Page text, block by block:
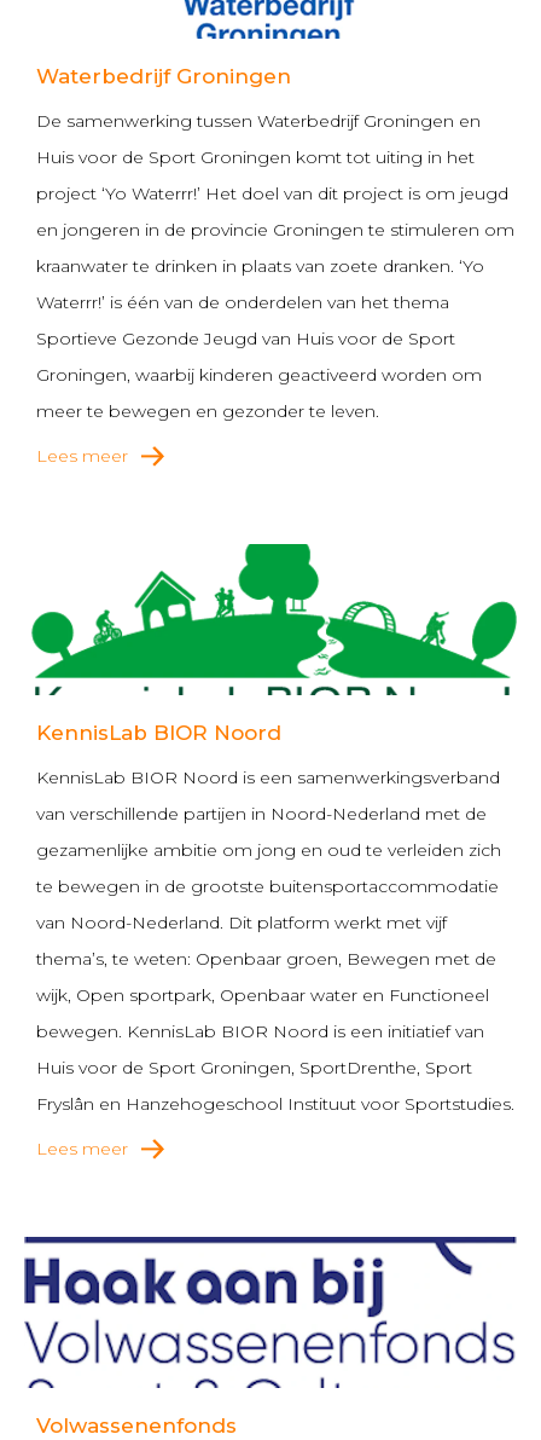
Waterbedrijf Groningen
De samenwerking tussen Waterbedrijf Groningen en
Huis voor de Sport Groningen komt tot uiting in het
project ‘Yo Waterrr!’ Het doel van dit project is om jeugd
en jongeren in de provincie Groningen te stimuleren om
kraanwater te drinken in plaats van zoete dranken. ‘Yo
Waterrr!’ is één van de onderdelen van het thema
Sportieve Gezonde Jeugd van Huis voor de Sport
Groningen, waarbij kinderen geactiveerd worden om
meer te bewegen en gezonder te leven.
Lees meer
KennisLab BIOR Noord
KennisLab BIOR Noord is een samenwerkingsverband
van verschillende partijen in Noord-Nederland met de
gezamenlijke ambitie om jong en oud te verleiden zich
te bewegen in de grootste buitensportaccommodatie
van Noord-Nederland. Dit platform werkt met vijf
thema’s, te weten: Openbaar groen, Bewegen met de
wijk, Open sportpark, Openbaar water en Functioneel
bewegen. KennisLab BIOR Noord is een initiatief van
Huis voor de Sport Groningen, SportDrenthe, Sport
Fryslân en Hanzehogeschool Instituut voor Sportstudies.
Lees meer
Volwassenenfonds